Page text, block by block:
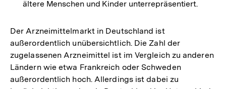
ältere Menschen und Kinder unterrepräsentiert.
Der Arzneimittelmarkt in Deutschland ist
außerordentlich unübersichtlich. Die Zahl der
zugelassenen Arzneimittel ist im Vergleich zu anderen
Ländern wie etwa Frankreich oder Schweden
außerordentlich hoch. Allerdings ist dabei zu